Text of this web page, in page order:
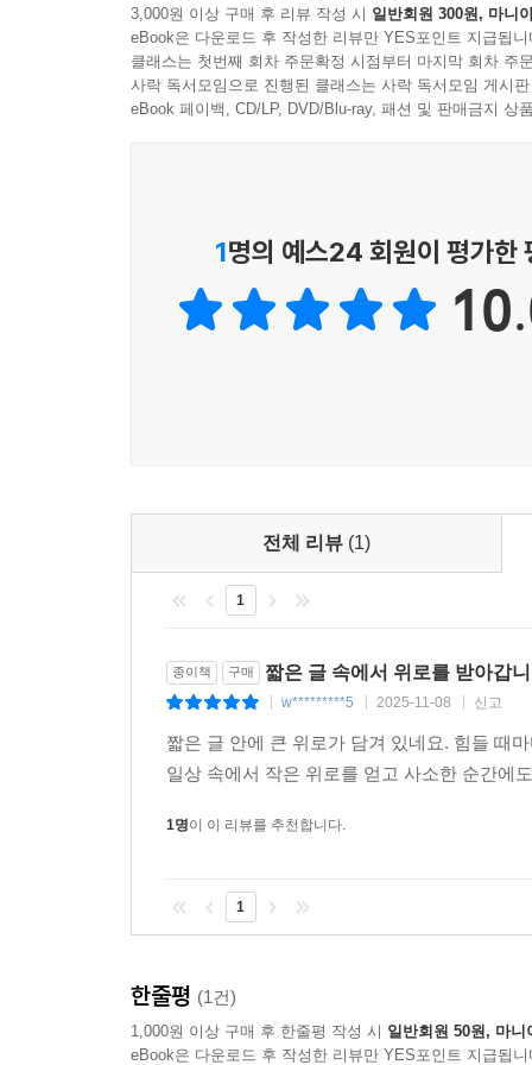
3,000원 이상 구매 후 리뷰 작성 시 일반회원 300원, 마니
eBook은 다운로드 후 작성한 리뷰만 YES포인트 지급됩니
클래스는 첫번째 회차 주문확정 시점부터 마지막 회차 주
사락 독서모임으로 진행된 클래스는 사락 독서모임 게시
eBook 페이백, CD/LP, DVD/Blu-ray, 패션 및 판매금지 상
1명의 예스24 회원이 평가한
전체 리뷰 (1)
1
종이책 구매 짧은 글 속에서 위로를 받아갑
w*********5 2025-11-08 신고
짧은 글 안에 큰 위로가 담겨 있네요. 힘들 때
일상 속에서 작은 위로를 얻고 사소한 순간에
1명이 이 리뷰를 추천합니다.
1
한줄평 (1건)
1,000원 이상 구매 후 한줄평 작성 시 일반회원 50원, 마니
eBook은 다운로드 후 작성한 리뷰만 YES포인트 지급됩니